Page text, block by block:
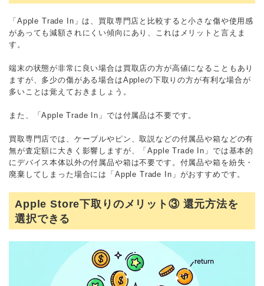
「Apple Trade In」は、買取専門店と比較すると小さな傷や使用感
があっても減額されにくい傾向にあり、これはメリットと言えま
す。
端末の状態が非常に良い場合は買取店の方が高値になることもあり
ますが、多少の傷がある場合はAppleの下取りの方が有利な場合が
多いことは覚えておきましょう。
また、「Apple Trade In」では付属品は不要です。
買取専門店では、ケーブルやピン、取説などの付属品や箱などの有
無が査定額に大きく影響しますが、「Apple Trade In」では基本的
にデバイス本体以外の付属品や箱は不要です。付属品や箱を紛失・
廃棄してしまった場合には「Apple Trade In」がおすすめです。
Apple Store下取りのメリット③ 還元方法を
選択できる